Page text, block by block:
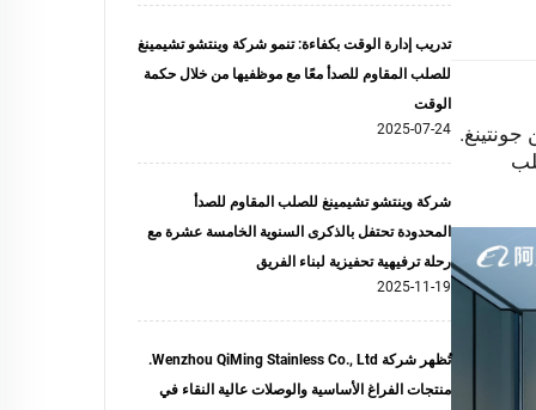
تدريب إدارة الوقت بكفاءة: تنمو شركة وينتشو تشيمينغ
للصلب المقاوم للصدأ معًا مع موظفيها من خلال حكمة
الوقت
2025-07-24
شركة وينتشو تشيمينغ للصلب المقاوم للصدأ
المحدودة تحتفل بالذكرى السنوية الخامسة عشرة مع
رحلة ترفيهية تحفيزية لبناء الفريق
2025-11-19
تُظهر شركة Wenzhou QiMing Stainless Co., Ltd.
منتجات الفراغ الأساسية والوصلات عالية النقاء في